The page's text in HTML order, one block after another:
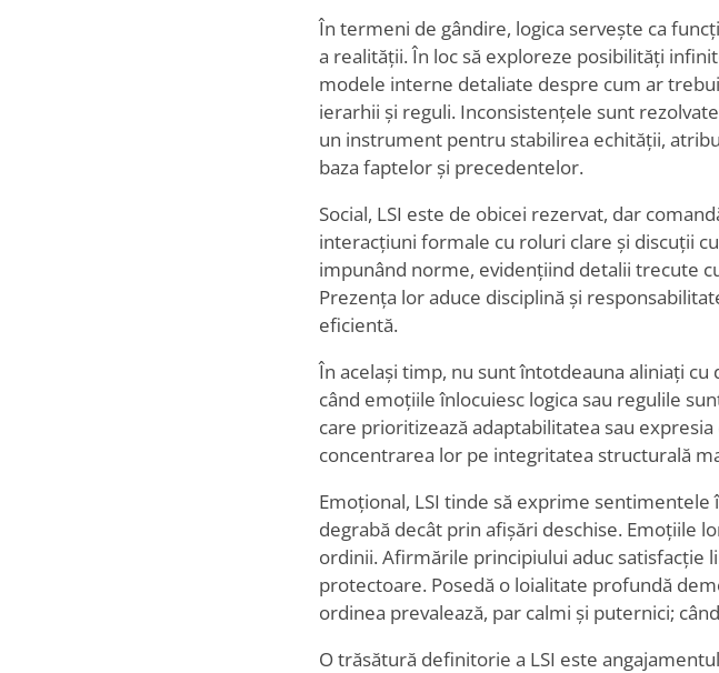
În termeni de gândire, logica servește ca
a realității. În loc să exploreze posibilități
modele interne detaliate despre cum ar
ierarhii și reguli. Inconsistențele sunt
un instrument pentru stabilirea echității,
baza faptelor și precedentelor.
Social, LSI este de obicei rezervat, dar
interacțiuni formale cu roluri clare și discuții
impunând norme, evidențiind detalii trecute
Prezența lor aduce disciplină și
eficientă.
În același timp, nu sunt întotdeauna aliniați
când emoțiile înlocuiesc logica sau regulile
care prioritizează adaptabilitatea sau
concentrarea lor pe integritatea structurală
Emoțional, LSI tinde să exprime
degrabă decât prin afișări deschise. Emoțiile
ordinii. Afirmările principiului aduc satisfacție
protectoare. Posedă o loialitate profundă
ordinea prevalează, par calmi și puternici;
O trăsătură definitorie a LSI este